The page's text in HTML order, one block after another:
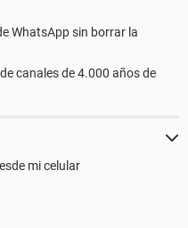
WhatsApp sin borrar la
canales de 4.000 años de
mi celular